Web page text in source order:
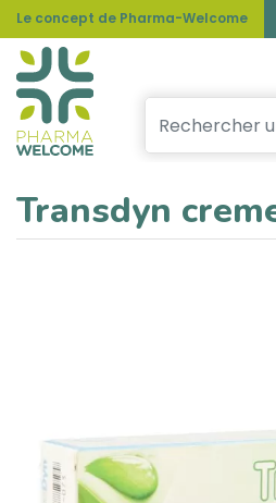
Le concept de Pharma-Welcome
Transdyn